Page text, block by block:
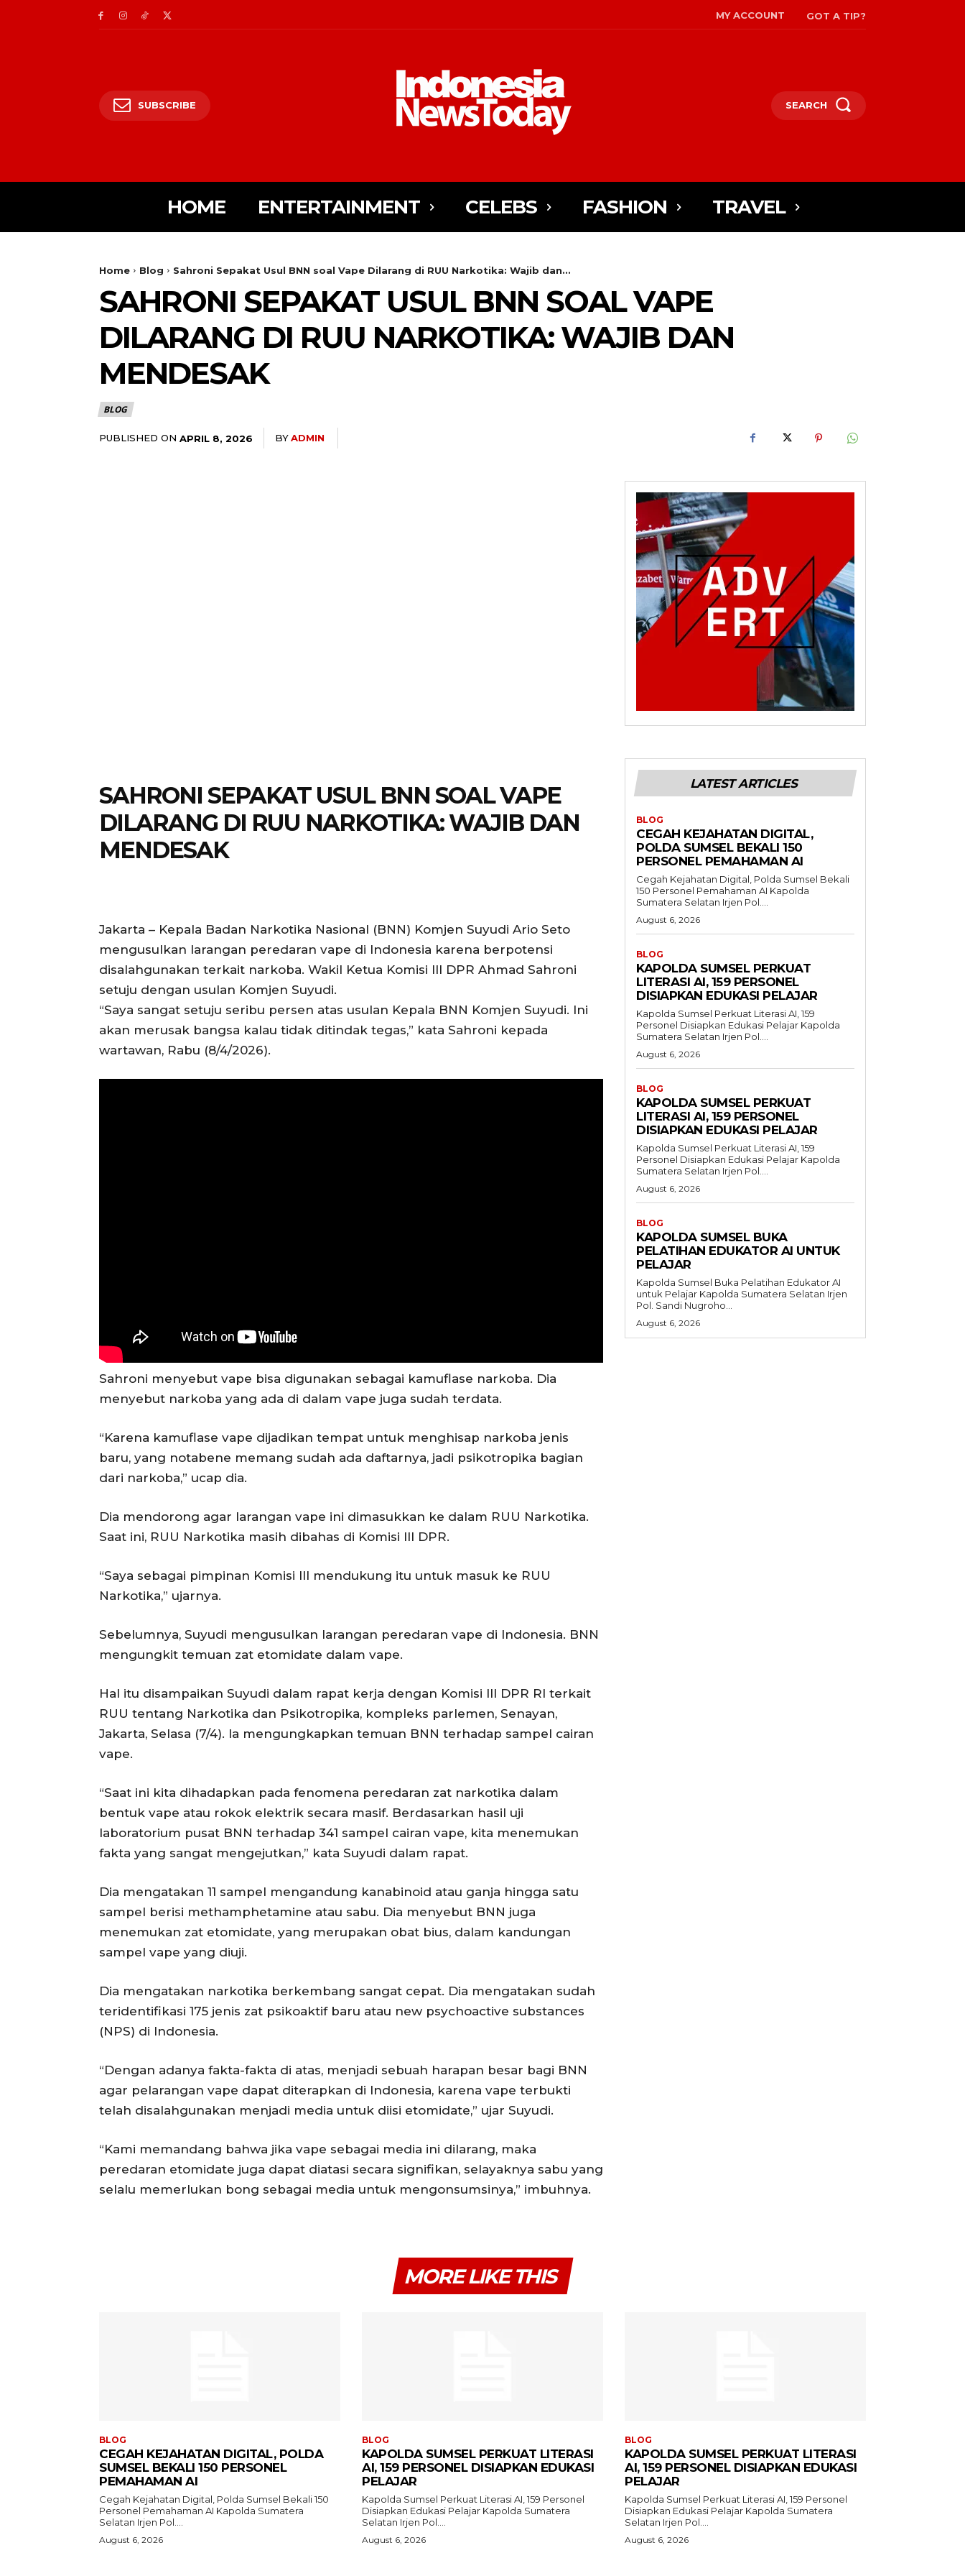
MY ACCOUNT GOT A TIP?
SUBSCRIBE SEARCH
HOME ENTERTAINMENT CELEBS FASHION TRAVEL
Home Blog Sahroni Sepakat Usul BNN soal Vape Dilarang di RUU Narkotika: Wajib dan...
SAHRONI SEPAKAT USUL BNN SOAL VAPE
DILARANG DI RUU NARKOTIKA: WAJIB DAN
MENDESAK
BLOG
PUBLISHED ON APRIL 8, 2026 BYADMIN
SAHRONI SEPAKAT USUL BNN SOAL VAPE
DILARANG DI RUU NARKOTIKA: WAJIB DAN
MENDESAK
Jakarta – Kepala Badan Narkotika Nasional (BNN) Komjen Suyudi Ario Seto
mengusulkan larangan peredaran vape di Indonesia karena berpotensi
disalahgunakan terkait narkoba. Wakil Ketua Komisi III DPR Ahmad Sahroni
setuju dengan usulan Komjen Suyudi.
“Saya sangat setuju seribu persen atas usulan Kepala BNN Komjen Suyudi. Ini
akan merusak bangsa kalau tidak ditindak tegas,” kata Sahroni kepada
wartawan, Rabu (8/4/2026).
Sahroni menyebut vape bisa digunakan sebagai kamuflase narkoba. Dia
menyebut narkoba yang ada di dalam vape juga sudah terdata.
“Karena kamuflase vape dijadikan tempat untuk menghisap narkoba jenis
baru, yang notabene memang sudah ada daftarnya, jadi psikotropika bagian
dari narkoba,” ucap dia.
Dia mendorong agar larangan vape ini dimasukkan ke dalam RUU Narkotika.
Saat ini, RUU Narkotika masih dibahas di Komisi III DPR.
“Saya sebagai pimpinan Komisi III mendukung itu untuk masuk ke RUU
Narkotika,” ujarnya.
Sebelumnya, Suyudi mengusulkan larangan peredaran vape di Indonesia. BNN
mengungkit temuan zat etomidate dalam vape.
Hal itu disampaikan Suyudi dalam rapat kerja dengan Komisi III DPR RI terkait
RUU tentang Narkotika dan Psikotropika, kompleks parlemen, Senayan,
Jakarta, Selasa (7/4). Ia mengungkapkan temuan BNN terhadap sampel cairan
vape.
“Saat ini kita dihadapkan pada fenomena peredaran zat narkotika dalam
bentuk vape atau rokok elektrik secara masif. Berdasarkan hasil uji
laboratorium pusat BNN terhadap 341 sampel cairan vape, kita menemukan
fakta yang sangat mengejutkan,” kata Suyudi dalam rapat.
Dia mengatakan 11 sampel mengandung kanabinoid atau ganja hingga satu
sampel berisi methamphetamine atau sabu. Dia menyebut BNN juga
menemukan zat etomidate, yang merupakan obat bius, dalam kandungan
sampel vape yang diuji.
Dia mengatakan narkotika berkembang sangat cepat. Dia mengatakan sudah
teridentifikasi 175 jenis zat psikoaktif baru atau new psychoactive substances
(NPS) di Indonesia.
“Dengan adanya fakta-fakta di atas, menjadi sebuah harapan besar bagi BNN
agar pelarangan vape dapat diterapkan di Indonesia, karena vape terbukti
telah disalahgunakan menjadi media untuk diisi etomidate,” ujar Suyudi.
“Kami memandang bahwa jika vape sebagai media ini dilarang, maka
peredaran etomidate juga dapat diatasi secara signifikan, selayaknya sabu yang
selalu memerlukan bong sebagai media untuk mengonsumsinya,” imbuhnya.
LATEST ARTICLES
BLOG
CEGAH KEJAHATAN DIGITAL,
POLDA SUMSEL BEKALI 150
PERSONEL PEMAHAMAN AI
Cegah Kejahatan Digital, Polda Sumsel Bekali
150 Personel Pemahaman AI Kapolda
Sumatera Selatan Irjen Pol....
August 6, 2026
BLOG
KAPOLDA SUMSEL PERKUAT
LITERASI AI, 159 PERSONEL
DISIAPKAN EDUKASI PELAJAR
Kapolda Sumsel Perkuat Literasi AI, 159
Personel Disiapkan Edukasi Pelajar Kapolda
Sumatera Selatan Irjen Pol....
August 6, 2026
BLOG
KAPOLDA SUMSEL PERKUAT
LITERASI AI, 159 PERSONEL
DISIAPKAN EDUKASI PELAJAR
Kapolda Sumsel Perkuat Literasi AI, 159
Personel Disiapkan Edukasi Pelajar Kapolda
Sumatera Selatan Irjen Pol....
August 6, 2026
BLOG
KAPOLDA SUMSEL BUKA
PELATIHAN EDUKATOR AI UNTUK
PELAJAR
Kapolda Sumsel Buka Pelatihan Edukator AI
untuk Pelajar Kapolda Sumatera Selatan Irjen
Pol. Sandi Nugroho...
August 6, 2026
MORE LIKE THIS
BLOG
CEGAH KEJAHATAN DIGITAL, POLDA
SUMSEL BEKALI 150 PERSONEL
PEMAHAMAN AI
Cegah Kejahatan Digital, Polda Sumsel Bekali 150
Personel Pemahaman AI Kapolda Sumatera
Selatan Irjen Pol....
August 6, 2026
BLOG
KAPOLDA SUMSEL PERKUAT LITERASI
AI, 159 PERSONEL DISIAPKAN EDUKASI
PELAJAR
Kapolda Sumsel Perkuat Literasi AI, 159 Personel
Disiapkan Edukasi Pelajar Kapolda Sumatera
Selatan Irjen Pol....
August 6, 2026
BLOG
KAPOLDA SUMSEL PERKUAT LITERASI
AI, 159 PERSONEL DISIAPKAN EDUKASI
PELAJAR
Kapolda Sumsel Perkuat Literasi AI, 159 Personel
Disiapkan Edukasi Pelajar Kapolda Sumatera
Selatan Irjen Pol....
August 6, 2026